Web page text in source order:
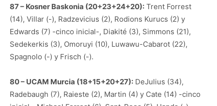
87 – Kosner Baskonia (20+23+24+20): Trent Forrest
(14), Villar (-), Radzevicius (2), Rodions Kurucs (2) y
Edwards (7) -cinco inicial-, Diakité (3), Simmons (21),
Sedekerkis (3), Omoruyi (10), Luwawu-Cabarot (22),
Spagnolo (-) y Frisch (-).
80 – UCAM Murcia (18+15+20+27): DeJulius (34),
Radebaugh (7), Raieste (2), Martin (4) y Cate (14) -cinco